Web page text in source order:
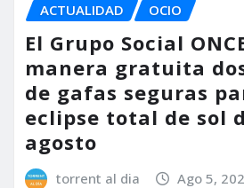
ACTUALIDAD OCIO
El Grupo Social
manera gratuita
de gafas seguras
eclipse total de sol
agosto
torrent al dia Ago 5,